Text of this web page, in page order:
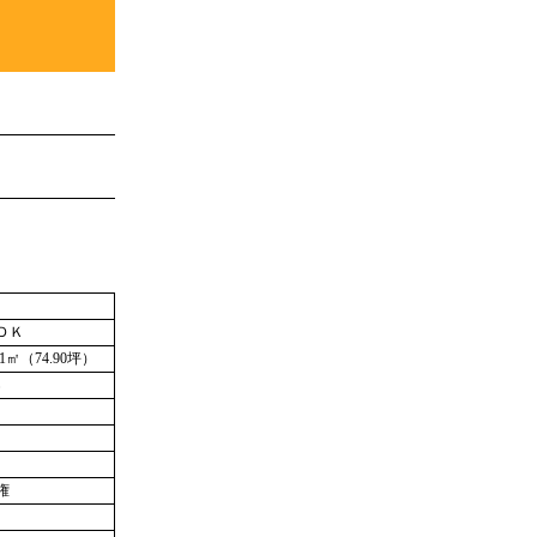
Ｋ
㎡（74.90坪）